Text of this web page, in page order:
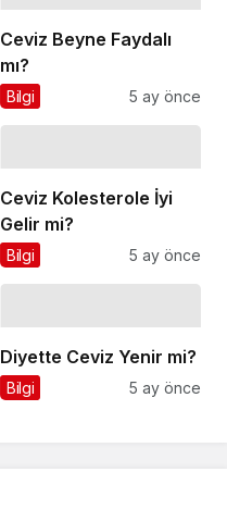
Ceviz Beyne Faydalı
mı?
Bilgi 5 ay önce
Ceviz Kolesterole İyi
Gelir mi?
Bilgi 5 ay önce
Diyette Ceviz Yenir mi?
Bilgi 5 ay önce